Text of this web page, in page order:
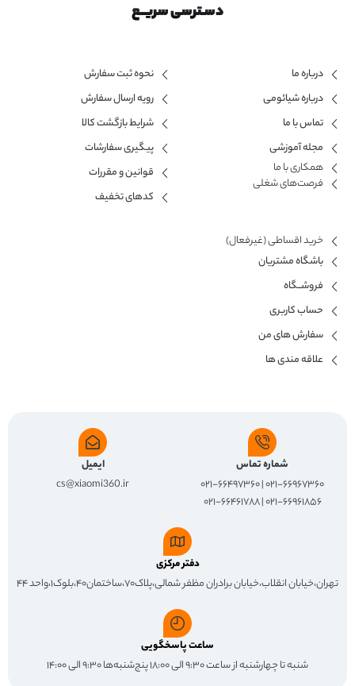
دسـترسی سریــع
درباره ما
درباره شیائومی
تماس با ما
مجله آموزشی
همکاری با ما​
فرصت‌های شغلی
نحوه ثبت سفارش
رویه ارسال سفارش
شرایط بازگشت کالا
پیگیری سفارشات
قوانین و مقررات
کدهای تخفیف
خرید اقساطی (غیرفعال)
باشگاه مشتریان
فروشــگاه
حساب کاربری
سفارش های من
علاقه مندی ها
شماره تماس
۰۲۱-۶۶۹۶۷۳۶۰ | ۰۲۱-۶۶۴۹۷۳۶۰
۰۲۱-۶۶۹۶۱۸۵۶ | ۰۲۱-۶۶۴۶۱۷۸۸
ایمیل
cs@xiaomi360.ir
دفتر مرکزی
تهران،خیابان انقلاب،خیابان برادران مظفر شمالی،پلاک۷۰،ساختمان۴۰،بلوک۱،واحد ۴۴
ساعت پاسخگویی
شنبه تا چهارشنبه از ساعت ۹:۳۰ الی ۱۸:۰۰ پنج‌شنبه‌ها ۹:۳۰ الی ۱۴:۰۰